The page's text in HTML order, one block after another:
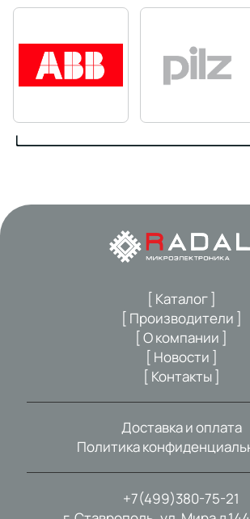
+7(499)380-75-21
[ Каталог ]
[ Производители ]
[ О компании ]
[ Новости ]
[ Контакты ]
Доставка и оплата
Политика